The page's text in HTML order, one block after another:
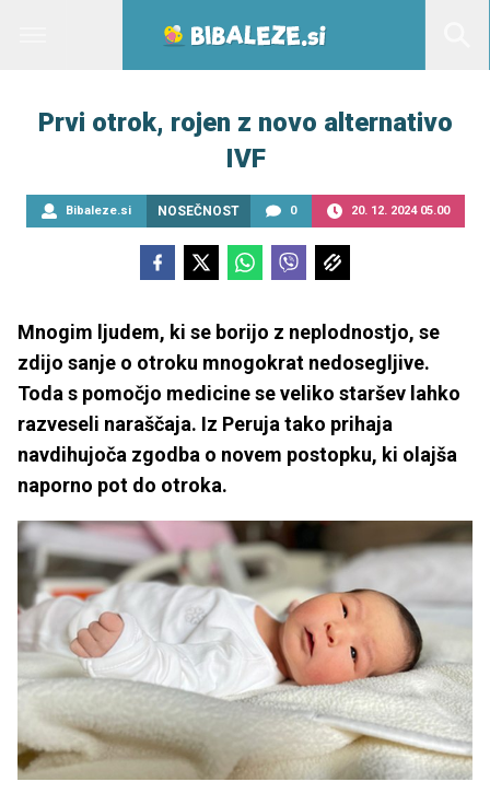
Prvi otrok, rojen z novo alternativo
IVF
Bibaleze.si NOSEČNOST 0 20. 12. 2024 05.00
Mnogim ljudem, ki se borijo z neplodnostjo, se
zdijo sanje o otroku mnogokrat nedosegljive.
Toda s pomočjo medicine se veliko staršev lahko
razveseli naraščaja. Iz Peruja tako prihaja
navdihujoča zgodba o novem postopku, ki olajša
naporno pot do otroka.